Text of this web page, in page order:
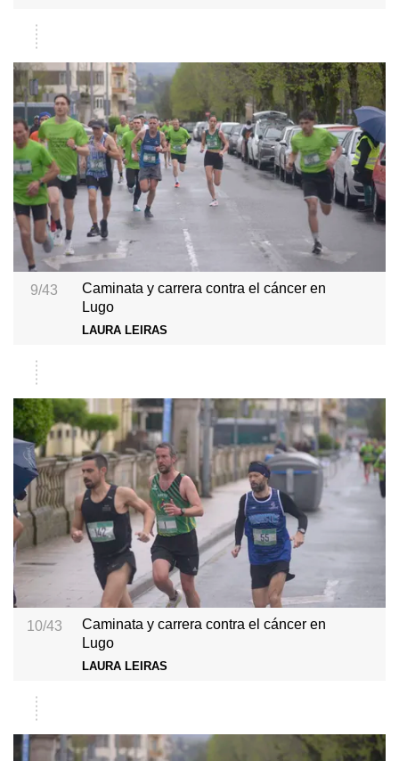
9/43
Caminata y carrera contra el cáncer en
Lugo
LAURA LEIRAS
10/43
Caminata y carrera contra el cáncer en
Lugo
LAURA LEIRAS